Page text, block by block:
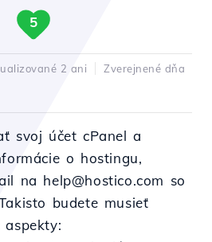
5
2 ani
Zverejnené dňa
svoj účet cPanel a
o hostingu,
na help@hostico.com so
budete musieť
aspekty: